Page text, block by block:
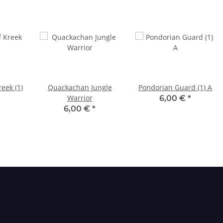
(1)
Quackachan Jungle
Warrior
6,00 € *
Pondorian Guard (1) A
6,00 € *